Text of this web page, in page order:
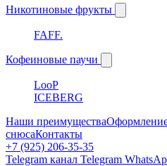
Никотиновые фрукты
FAFF.
Кофеиновые паучи
LooP
ICEBERG
Наши преимущества
снюсаКонтакты
+7 (925) 206-35-35
Telegram канал Telegram